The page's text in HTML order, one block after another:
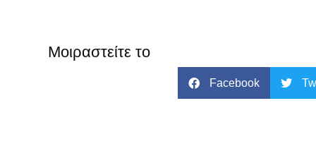
Μοιραστείτε το
Facebook